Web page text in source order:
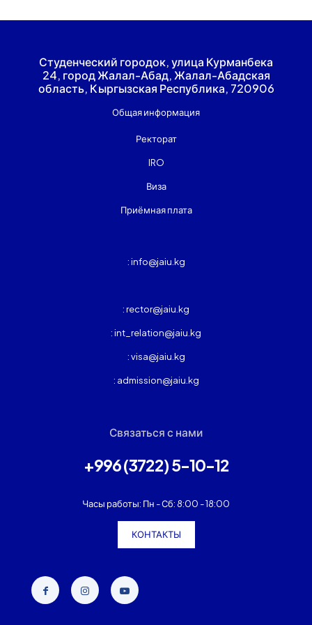
Студенческий городок, улица Курманбека
24, город Жалал-Абад, Жалал-Абадская
область, Кыргызская Республика, 720906
Общая информация
Ректорат
IRO
Виза
Приёмная плата
: info@jaiu.kg
: rector@jaiu.kg
: int_relation@jaiu.kg
: visa@jaiu.kg
: admission@jaiu.kg
Связаться с нами
+996 (3722) 5-10-12
Часы работы: Пн - Сб: 8:00 - 18:00
КОНТАКТЫ